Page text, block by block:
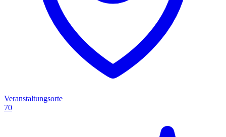
Veranstaltungsorte
70